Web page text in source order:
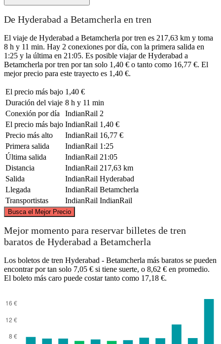
De Hyderabad a Betamcherla en tren
El viaje de Hyderabad a Betamcherla por tren es 217,63 km y toma
8 h y 11 min. Hay 2 conexiones por día, con la primera salida en
1:25 y la última en 21:05. Es posible viajar de Hyderabad a
Betamcherla por tren por tan solo 1,40 € o tanto como 16,77 €. El
mejor precio para este trayecto es 1,40 €.
El precio más bajo 1,40 €
Duración del viaje 8 h y 11 min
Conexión por día
IndianRail 2
El precio más bajo IndianRail 1,40 €
Precio más alto
IndianRail 16,77 €
Primera salida
IndianRail 1:25
Última salida
IndianRail 21:05
Distancia
IndianRail 217,63 km
Salida
IndianRail Hyderabad
Llegada
IndianRail Betamcherla
Transportistas
IndianRail IndianRail
Busca el Mejor Precio
©CARTO
Mejor momento para reservar billetes de tren
baratos de Hyderabad a Betamcherla
Los boletos de tren Hyderabad - Betamcherla más baratos se pueden
encontrar por tan solo 7,05 € si tiene suerte, o 8,62 € en promedio.
El boleto más caro puede costar tanto como 17,18 €.